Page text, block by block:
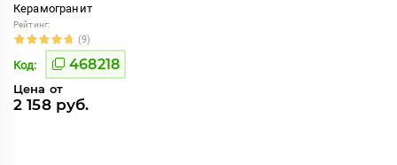
Керамогранит
Рейтинг:
(9)
Код: 468218
Цена от
2 158 руб.